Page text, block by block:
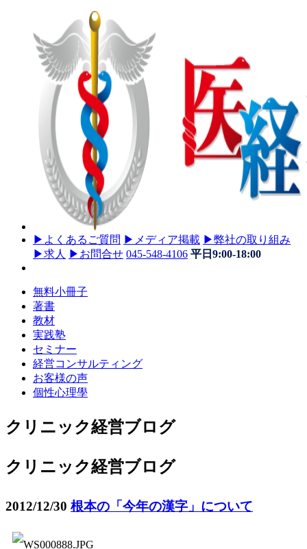
▶ よくあるご質問 ▶ メディア掲載 ▶弊社の取り組み
▶求人 ▶ お問合せ 045-548-4106 平日9:00-18:00
無料小冊子
著書
教材
実践塾
セミナー
経営コンサルティング
お客様の声
個性心理學
クリニック経営ブログ
クリニック経営ブログ
2012/12/30 根本の「今年の漢字」について